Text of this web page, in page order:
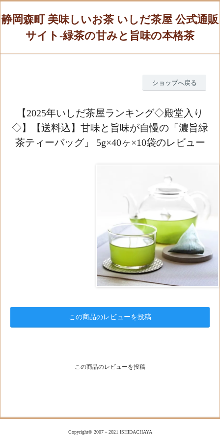
静岡森町 美味しいお茶 いしだ茶屋 公式通販
サイト-緑茶の甘みと旨味の本格茶
ショップへ戻る
【2025年いしだ茶屋ランキング◇殿堂入り
◇】【送料込】甘味と旨味が自慢の「濃旨緑
茶ティーバッグ」 5g×40ヶ×10袋のレビュー
この商品のレビューを投稿
この商品のレビューを投稿
Copyright© 2007－2021 ISHIDACHAYA